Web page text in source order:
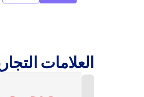
العلامات